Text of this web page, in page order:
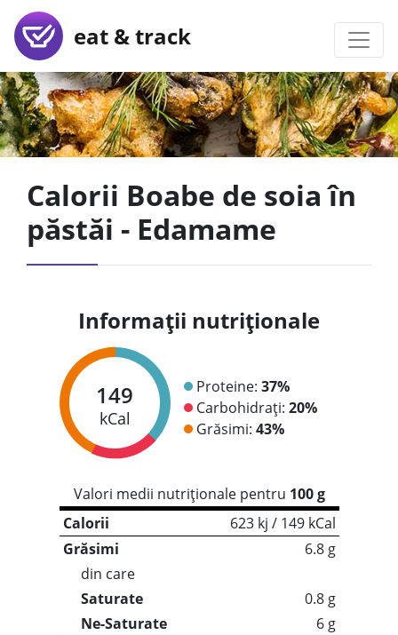
eat & track
Calorii Boabe de soia în
păstăi - Edamame
Informații nutriționale
149
kCal
Proteine: 37%
Carbohidrați: 20%
Grăsimi: 43%
Valori medii nutriționale pentru 100 g
Calorii
623 kj / 149 kCal
Grăsimi
6.8 g
din care
Saturate
0.8 g
Ne-Saturate
6 g